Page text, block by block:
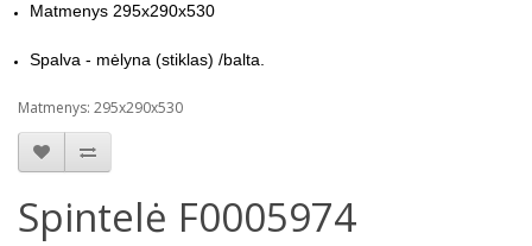
Matmenys 295x290x530
Spalva - mėlyna (stiklas) /balta.
Matmenys: 295x290x530
Spintelė F0005974